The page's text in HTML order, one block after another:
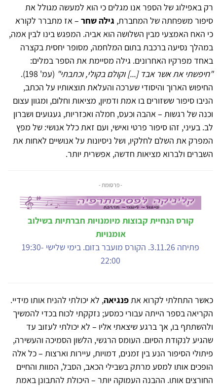
רק באפילוג של הספר אנו מגלים כי הוא למעשה מגולל את
סיפור משפחתה של המחברת, גילה שחר – אז מתברר לקורא
כי האח האמצעי מבין השלושה הוא אביה. המפגש בינו לבין אמה,
במהלך נסיעה ברכבת בתום המלחמה, מסופר יחסית בקצרה
באחד מפרקיו האחרונים. גילה מסיימת את הספר במלים:
"חיפשתי את אשר אבד [...] וקולם בקולי, וכתבתי"
(עמ' 198).
החיפוש הארוך והיסודי שערכה והעלאת תוצאותיו על הכתב,
הניבו סיפור ששזורים בו אמת ודמיון, מציאות וחלום, ומגוון עצום
וכנה של רגשות – אהבה וכעס, חמלה ואכזריות, געגועים ושברון
לב. בעיני, זהו סיפור פרטי ואישי, ועם זאת כלל אנושי: של מפץ
המפרק את השלם לחלקיו, ושל ניסיונות על אנושיים לאחות את
השברים ולברוא מציאות חדשה, אפשרית יותר.
- פרסומת -
קורס הנחיית קבוצות מיומנויות חברתיות בשילוב
אומנויות
פתיחה 3.11.26. הקורס מועבר בזום. בימי שלישי 19:30-
22:00
כאשר התחלתי לקרוא אתפנגיאה, לא יכולתי להניח אותו מידיי.
הקריאה בספר הייתה עבורי כמסע; נזקקתי לכוח בכדי להמשיך
ולהשתתף בו, אך ברגע שיצאתי אליו – לא יכולתי לעזוב עד
שהגיע לנקודת הסיום. העומס הרגשי, הלשון הסמיכה והעשירה,
פיתולי הסיפור הנע בין זמנים, דמויות, עיירות וארצות – כל אלה
הופכים אותו למסע מרתק בשבילי הכאב, הסבל, המוות והחיים
החורצים אותו. ההבנה העמוקה יותר – היכולת להתבונן באמת